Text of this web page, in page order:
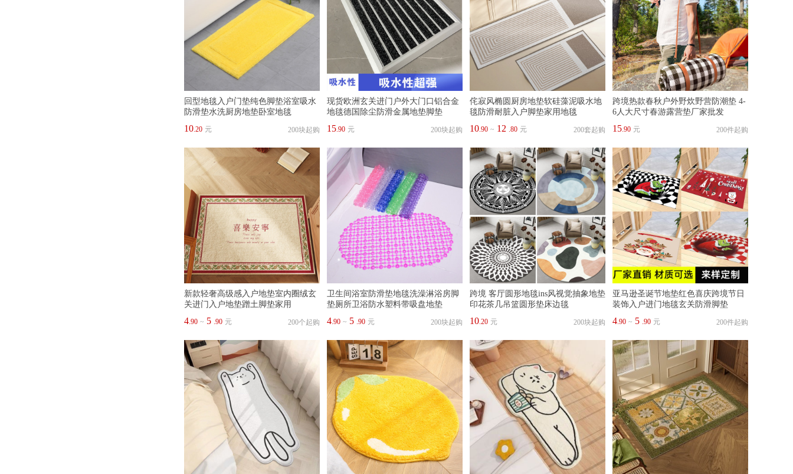
回型地毯入户门垫纯色脚垫浴室吸水
防滑垫水洗厨房地垫卧室地毯
10.20 元 200块起购
现货欧洲玄关进门户外大门口铝合金
地毯德国除尘防滑金属地垫脚垫
15.90 元 200块起购
侘寂风椭圆厨房地垫软硅藻泥吸水地
毯防滑耐脏入户脚垫家用地毯
10.90 ~ 12 .80 元 200套起购
跨境热款春秋户外野炊野营防潮垫 4-
6人大尺寸春游露营垫厂家批发
15.90 元 200件起购
新款轻奢高级感入户地垫室内圈绒玄
关进门入户地垫蹭土脚垫家用
4.90 ~ 5 .90 元 200个起购
卫生间浴室防滑垫地毯洗澡淋浴房脚
垫厕所卫浴防水塑料带吸盘地垫
4.90 ~ 5 .90 元 200块起购
跨境 客厅圆形地毯ins风视觉抽象地垫
印花茶几吊篮圆形垫床边毯
10.20 元 200块起购
亚马逊圣诞节地垫红色喜庆跨境节日
装饰入户进门地毯玄关防滑脚垫
4.90 ~ 5 .90 元 200件起购